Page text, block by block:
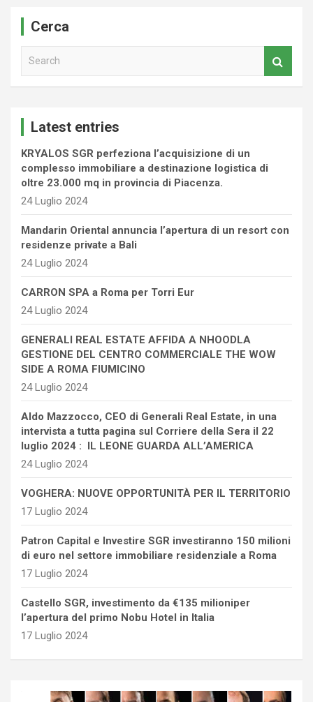
Cerca
Latest entries
KRYALOS SGR perfeziona l’acquisizione di un
complesso immobiliare a destinazione logistica di
oltre 23.000 mq in provincia di Piacenza.
24 Luglio 2024
Mandarin Oriental annuncia l’apertura di un resort con
residenze private a Bali
24 Luglio 2024
CARRON SPA a Roma per Torri Eur
24 Luglio 2024
GENERALI REAL ESTATE AFFIDA A NHOODLA
GESTIONE DEL CENTRO COMMERCIALE THE WOW
SIDE A ROMA FIUMICINO
24 Luglio 2024
Aldo Mazzocco, CEO di Generali Real Estate, in una
intervista a tutta pagina sul Corriere della Sera il 22
luglio 2024 : IL LEONE GUARDA ALL’AMERICA
24 Luglio 2024
VOGHERA: NUOVE OPPORTUNITÀ PER IL TERRITORIO
17 Luglio 2024
Patron Capital e Investire SGR investiranno 150 milioni
di euro nel settore immobiliare residenziale a Roma
17 Luglio 2024
Castello SGR, investimento da €135 milioniper
l’apertura del primo Nobu Hotel in Italia
17 Luglio 2024